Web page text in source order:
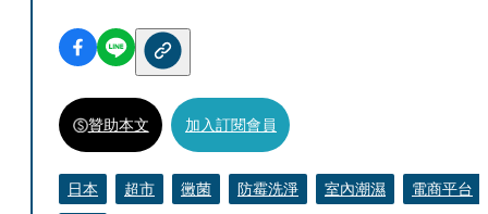
贊助本文 加入訂閱會員
日本 超市 黴菌 防霉洗淨 室內潮濕
電商平台